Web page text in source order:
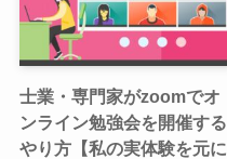
士業・専門家がzoomでオ
ンライン勉強会を開催する
やり方【私の実体験を元に